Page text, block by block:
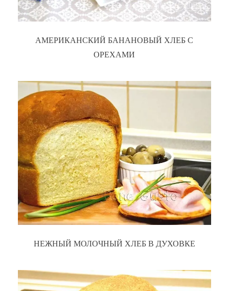
АМЕРИКАНСКИЙ БАНАНОВЫЙ ХЛЕБ С
ОРЕХАМИ
НЕЖНЫЙ МОЛОЧНЫЙ ХЛЕБ В ДУХОВКЕ